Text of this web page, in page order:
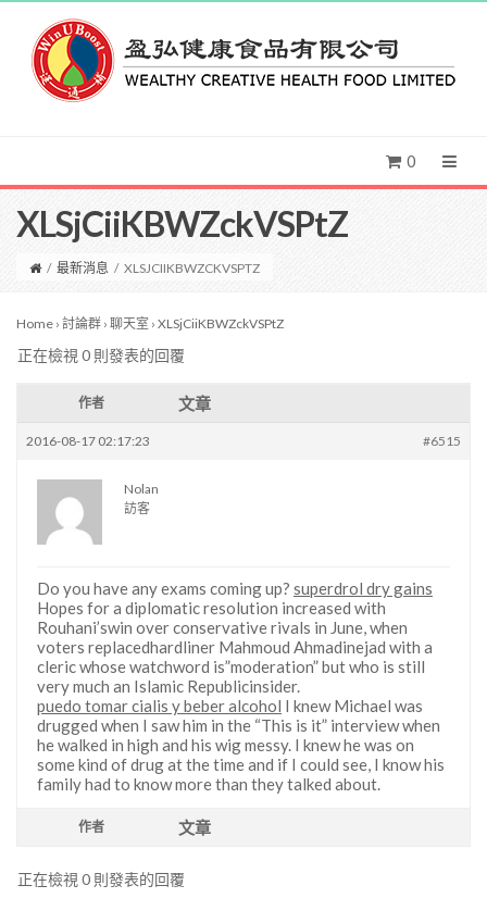
0
XLSjCiiKBWZckVSPtZ
/ 最新消息 / XLSJCIIKBWZCKVSPTZ
Home › 討論群 › 聊天室 › XLSjCiiKBWZckVSPtZ
正在檢視 0 則發表的回覆
作者 文章
2016-08-17 02:17:23 #6515
Nolan
訪客
Do you have any exams coming up? superdrol dry gains
Hopes for a diplomatic resolution increased with
Rouhani’swin over conservative rivals in June, when
voters replacedhardliner Mahmoud Ahmadinejad with a
cleric whose watchword is”moderation” but who is still
very much an Islamic Republicinsider.
puedo tomar cialis y beber alcohol I knew Michael was
drugged when I saw him in the “This is it” interview when
he walked in high and his wig messy. I knew he was on
some kind of drug at the time and if I could see, I know his
family had to know more than they talked about.
作者 文章
正在檢視 0 則發表的回覆